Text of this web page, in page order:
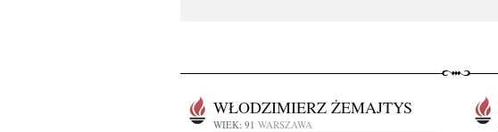
WŁODZIMIERZ ŻEMAJTYS
WIEK: 91 WARSZAWA